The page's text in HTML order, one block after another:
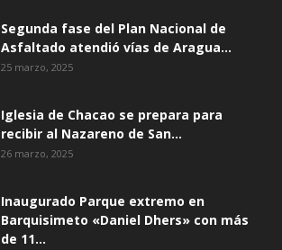
Segunda fase del Plan Nacional de
Asfaltado atendió vías de Aragua...
25 marzo, 2025
Iglesia de Chacao se prepara para
recibir al Nazareno de San...
26 marzo, 2025
Inaugurado Parque extremo en
Barquisimeto «Daniel Dhers» con más
de 11...